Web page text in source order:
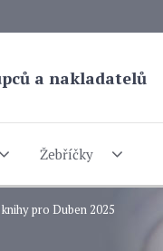
a nakladatelů
Žebříčky
pro Duben 2025